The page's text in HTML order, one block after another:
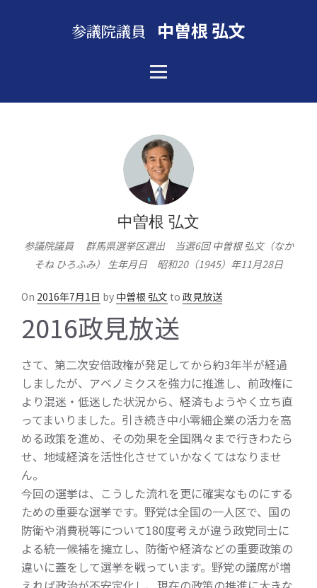
参議院議員 中曽根 弘文
中曽根 弘文
参議院議員 群馬県選挙区選出 当選6回 中曽根 弘文（なか
そね ひろふみ） 生年月日 昭和20（1945）年11月28日
On Posted
2016年7月1日 by 中曽根 弘文 to 政見放送
2016政見放送
さて、第二次安倍政権が発足してから約3年半が経過
しましたが、アベノミクスを強力に推進し、前政権に
より混迷・低迷した状況から、経済もようやく立ち直
ってまいりました。引き続き中小零細企業の活力を高
める政策を進め、その効果を全国隅々まで行きわたら
せ、地域経済を活性化させていかなくてはなりませ
ん。
今回の選挙は、こうした流れを更に確実なものにする
ための重要な選挙です。野党は全国の一人区で、国の
防衛や消費税等について180度考えが違う政党同士に
よる統一候補を擁立し、防衛や経済などの重要政策の
違いに蓋をして選挙を戦っています。野党の議席が増